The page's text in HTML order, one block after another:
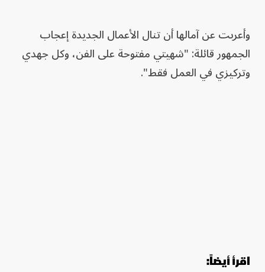
وأعربت عن آمالها أن تنال الأعمال الجديدة إعجاب
الجمهور قائلة: "شهيتي مفتوحة على الفن، وكل جهدي
وتركيزي في العمل فقط".
اقرأ أيضاً: